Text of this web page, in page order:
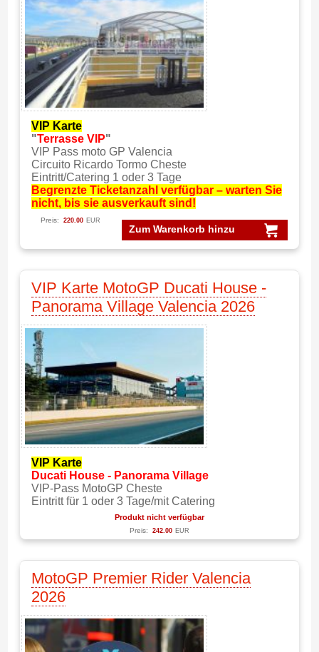
VIP Karte
"Terrasse VIP"
VIP Pass moto GP Valencia
Circuito Ricardo Tormo Cheste
Eintritt/Catering 1 oder 3 Tage
Begrenzte Ticketanzahl verfügbar – warten Sie
nicht, bis sie ausverkauft sind!
Zum Warenkorb hinzu
Preis: 220.00 EUR
VIP Karte MotoGP Ducati House -
Panorama Village Valencia 2026
VIP Karte
Ducati House - Panorama Village
VIP-Pass MotoGP Cheste
Eintritt für 1 oder 3 Tage/mit Catering
Produkt nicht verfügbar
Preis: 242.00 EUR
MotoGP Premier Rider Valencia
2026